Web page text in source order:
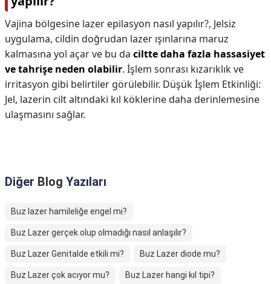
Vajina bölgesine lazer epilasyon nasıl yapılır?, Jelsiz
uygulama, cildin doğrudan lazer ışınlarına maruz
kalmasına yol açar ve bu da ciltte daha fazla hassasiyet
ve tahrişe neden olabilir. İşlem sonrası kızarıklık ve
irritasyon gibi belirtiler görülebilir. Düşük İşlem Etkinliği:
Jel, lazerin cilt altındaki kıl köklerine daha derinlemesine
ulaşmasını sağlar.
Diğer Blog Yazıları
Buz lazer hamileliğe engel mi?
Buz Lazer gerçek olup olmadığı nasıl anlaşılır?
Buz Lazer Genitalde etkili mi? Buz Lazer diode mu?
Buz Lazer çok acıyor mu? Buz Lazer hangi kıl tipi?